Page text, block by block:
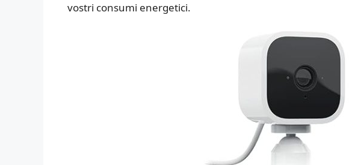
vostri consumi energetici.